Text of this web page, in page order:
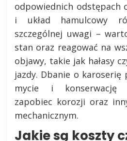
odpowiednich odstępach
i układ hamulcowy
szczególnej uwagi –
stan oraz reagować na
objawy, takie jak hałasy
jazdy. Dbanie o karoserię
mycie i konserwację
zapobiec korozji oraz
mechanicznym.
Jakie są koszty